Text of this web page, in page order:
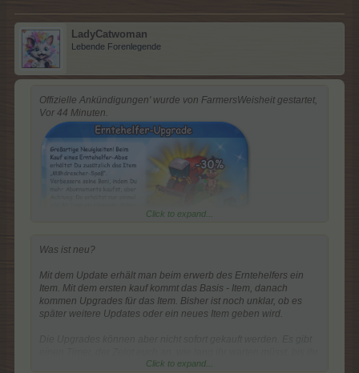
LadyCatwoman
Lebende Forenlegende
Offizielle Ankündigungen' wurde von FarmersWeisheit gestartet,
Vor 44 Minuten.
Hallo Farmer,
2026.
Nein es wird kein Sale direkt gestartet.
Alle Informationen dazu könnt Ihr aus der FAQ entnehmen.
Euer FARMERAMA - Team
Click to expand...
Was ist neu?
Mit dem Update erhält man beim erwerb des Erntehelfers ein
Item. Mit dem ersten kauf kommt das Basis - Item, danach
kommen Upgrades für das Item. Bisher ist noch unklar, ob es
später weitere Updates oder ein neues Item geben wird.
das nächste Upgrade mit dem Abschluss eines Erntehelfer-Abos
Click to expand...